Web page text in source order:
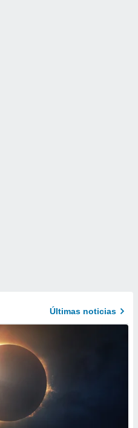
Últimas noticias